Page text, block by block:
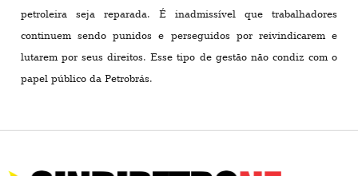
petroleira seja reparada. É inadmissível que trabalhadores
continuem sendo punidos e perseguidos por reivindicarem e
lutarem por seus direitos. Esse tipo de gestão não condiz com o
papel público da Petrobrás.